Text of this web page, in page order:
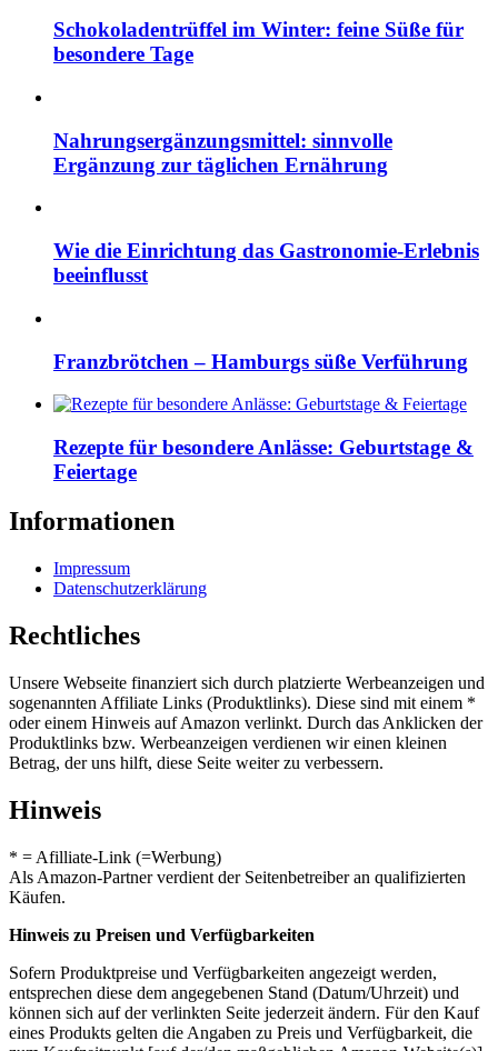
Schokoladentrüffel im Winter: feine Süße für
besondere Tage
Nahrungsergänzungsmittel: sinnvolle
Ergänzung zur täglichen Ernährung
Wie die Einrichtung das Gastronomie-Erlebnis
beeinflusst
Franzbrötchen – Hamburgs süße Verführung
Rezepte für besondere Anlässe: Geburtstage &
Feiertage
Informationen
Impressum
Datenschutzerklärung
Rechtliches
Unsere Webseite finanziert sich durch platzierte Werbeanzeigen und
sogenannten Affiliate Links (Produktlinks). Diese sind mit einem *
oder einem Hinweis auf Amazon verlinkt. Durch das Anklicken der
Produktlinks bzw. Werbeanzeigen verdienen wir einen kleinen
Betrag, der uns hilft, diese Seite weiter zu verbessern.
Hinweis
* = Afilliate-Link (=Werbung)
Als Amazon-Partner verdient der Seitenbetreiber an qualifizierten
Käufen.
Hinweis zu Preisen und Verfügbarkeiten
Sofern Produktpreise und Verfügbarkeiten angezeigt werden,
entsprechen diese dem angegebenen Stand (Datum/Uhrzeit) und
können sich auf der verlinkten Seite jederzeit ändern. Für den Kauf
eines Produkts gelten die Angaben zu Preis und Verfügbarkeit, die